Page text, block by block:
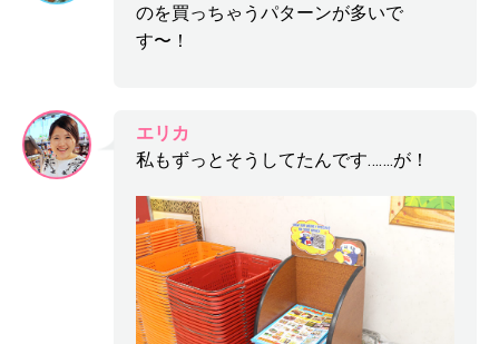
のを買っちゃうパターンが多いで
す〜！
エリカ
私もずっとそうしてたんです…….が！